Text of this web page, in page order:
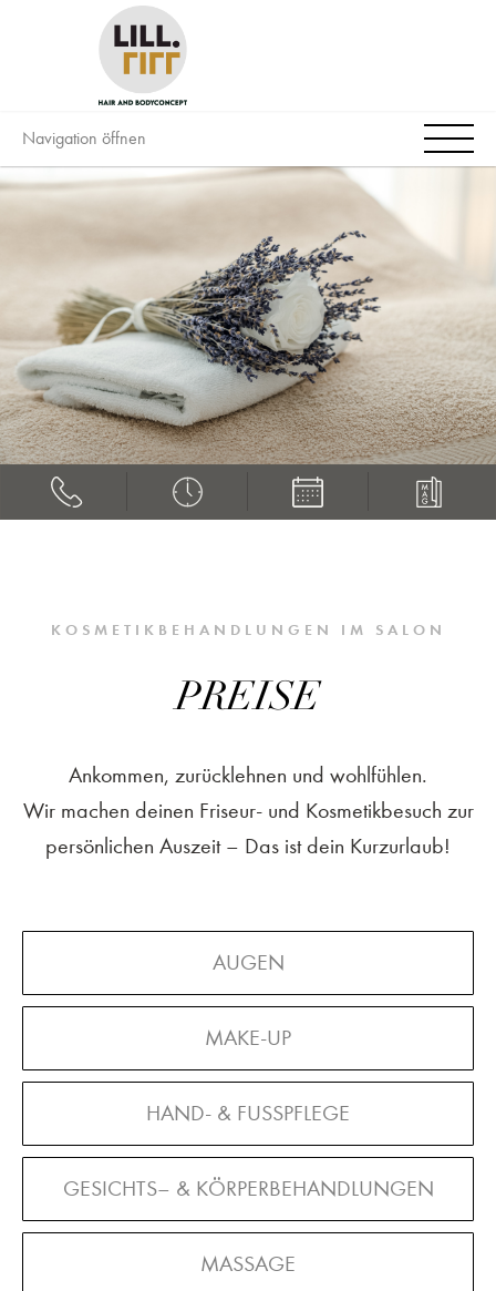
Navigation öffnen
KOSMETIKBEHANDLUNGEN IM SALON
PREISE
Ankommen, zurücklehnen und wohlfühlen.
Wir machen deinen Friseur- und Kosmetikbesuch zur
persönlichen Auszeit – Das ist dein Kurzurlaub!
AUGEN
MAKE-UP
HAND- & FUSSPFLEGE
GESICHTS– & KÖRPERBEHANDLUNGEN
MASSAGE